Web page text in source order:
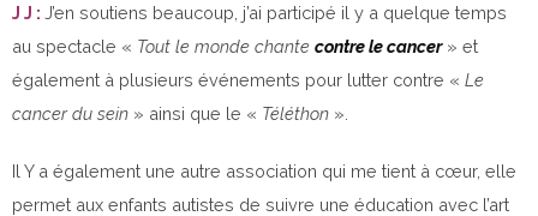
J J : J’en soutiens beaucoup, j’ai participé il y a quelque temps
au spectacle « Tout le monde chante contre le cancer» et
également à plusieurs événements pour lutter contre « Le
cancer du sein » ainsi que le « Téléthon ».
Il Y a également une autre association qui me tient à cœur, elle
permet aux enfants autistes de suivre une éducation avec l’art